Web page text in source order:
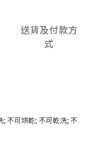
送貨及付款方
式
; 不可烘乾; 不可乾洗; 不